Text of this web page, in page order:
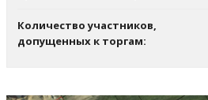
Количество участников,
допущенных к торгам: